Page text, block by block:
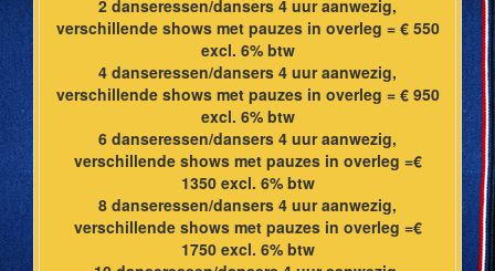
2 danseressen/dansers 4 uur aanwezig,
verschillende shows met pauzes in overleg = € 550
excl. 6% btw
4 danseressen/dansers 4 uur aanwezig,
verschillende shows met pauzes in overleg = € 950
excl. 6% btw
6 danseressen/dansers 4 uur aanwezig,
verschillende shows met pauzes in overleg =€
1350 excl. 6% btw
8 danseressen/dansers 4 uur aanwezig,
verschillende shows met pauzes in overleg =€
1750 excl. 6% btw